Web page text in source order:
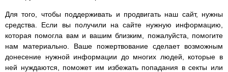
Для того, чтобы поддерживать и продвигать наш сайт, нужны
средства. Если вы получили на сайте нужную информацию,
которая помогла вам и вашим близким, пожалуйста, помогите
нам материально. Ваше пожертвование сделает возможным
донесение нужной информации до многих людей, которые в
ней нуждаются, поможет им избежать попадания в секты или